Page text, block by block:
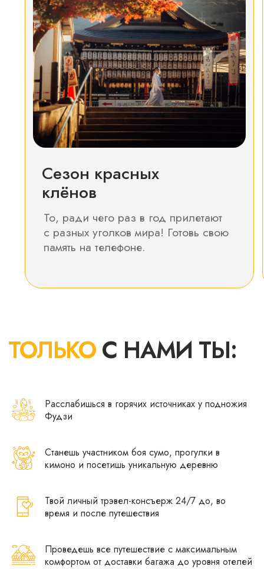
ТОЛЬКОС НАМИ ТЫ:
Расслабишься в горячих источниках у подножия
Фудзи
Станешь участником боя сумо, прогулки в
кимоно и посетишь уникальную деревню
Твой личный трэвел-консъерж 24/7 до, во
время и после путешествия
Проведешь все путешествие с максимальным
комфортом от доставки багажа до уровня отелей